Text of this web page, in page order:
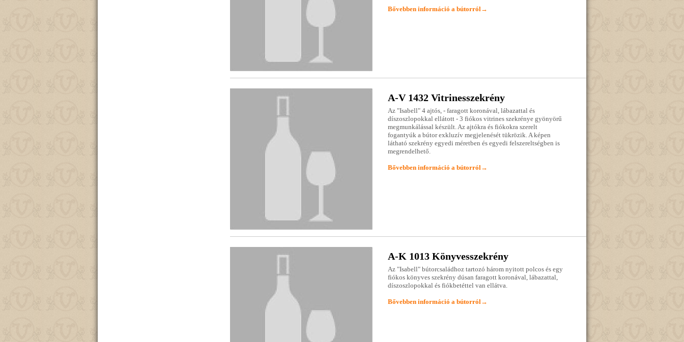
Bővebben információ a bútorról→
A-V 1432 Vitrinesszekrény
Az "Isabell" 4 ajtós, - faragott koronával, lábazattal és
díszoszlopokkal ellátott - 3 fiókos vitrines szekrénye gyönyörű
megmunkálással készült. Az ajtókra és fiókokra szerelt
fogantyúk a bútor exkluzív megjelenését tükrözik. A képen
látható szekrény egyedi méretben és egyedi felszereltségben is
megrendelhető.
Bővebben információ a bútorról→
A-K 1013 Könyvesszekrény
Az "Isabell" bútorcsaládhoz tartozó három nyitott polcos és egy
fiókos könyves szekrény dúsan faragott koronával, lábazattal,
díszoszlopokkal és fiókbetéttel van ellátva.
Bővebben információ a bútorról→